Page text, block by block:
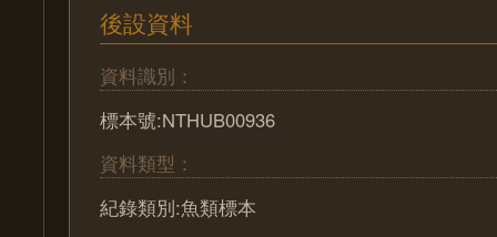
後設資料
資料識別：
標本號:NTHUB00936
資料類型：
紀錄類別:魚類標本